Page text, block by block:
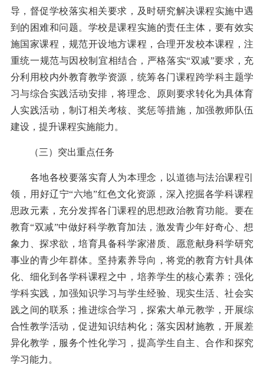
导，督促学校落实相关要求，及时研究解决课程实施中遇
到的困难和问题。学校是课程实施的责任主体，要有效实
施国家课程，规范开设地方课程，合理开发校本课程，注
重统一规范与因校制宜相结合，严格落实“双减”要求，充
分利用校内外教育教学资源，统筹各门课程跨学科主题学
习与综合实践活动安排，将理念、原则要求转化为具体育
人实践活动，制订相关考核、奖惩等措施，加强教师队伍
建设，提升课程实施能力。
（三）突出重点任务
各地各校要落实育人为本理念，以道德与法治课程引
领，用好辽宁“六地”红色文化资源，深入挖掘各学科课程
思政元素，充分发挥各门课程的思想政治教育功能。要在
教育“双减”中做好科学教育加法，激发青少年好奇心、想
象力、探求欲，培育具备科学家潜质、愿意献身科学研究
事业的青少年群体。坚持素养导向，将党的教育方针具体
化、细化到各学科课程之中，培养学生的核心素养；强化
学科实践，加强知识学习与学生经验、现实生活、社会实
践之间的联系；推进综合学习，探索大单元教学，开展综
合性教学活动，促进知识结构化；落实因材施教，开展差
异化教学，服务个性化学习，提高学生自主、合作和探究
学习能力。